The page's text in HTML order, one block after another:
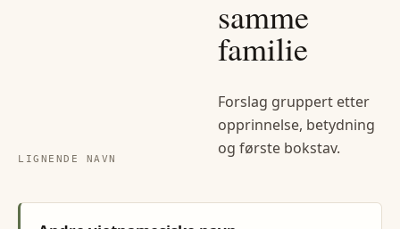
LIGNENDE NAVN
samme
familie
Forslag gruppert etter
opprinnelse, betydning
og første bokstav.